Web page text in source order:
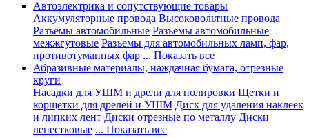
Автоэлектрика и сопутствующие товары
Аккумуляторные провода Высоковольтные провода
Разъемы автомобильные Разъемы автомобильные
межжгутовые Разъемы для автомобильных ламп, фар,
противотуманных фар ... Показать все
Абразивные материалы, наждачная бумага, отрезные
круги
Насадки для УШМ и дрели для полировки Щетки и
корщетки для дрелей и УШМ Диск для удаления наклеек
и липких лент Диски отрезные по металлу Диски
лепестковые ... Показать все